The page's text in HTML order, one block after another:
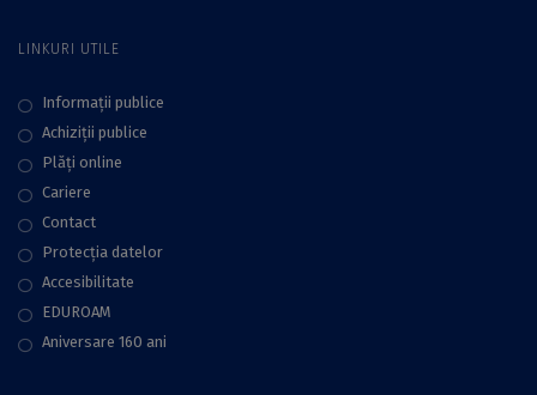
LINKURI UTILE
Informații publice
Achiziții publice
Plăţi online
Cariere
Contact
Protecţia datelor
Accesibilitate
EDUROAM
Aniversare 160 ani